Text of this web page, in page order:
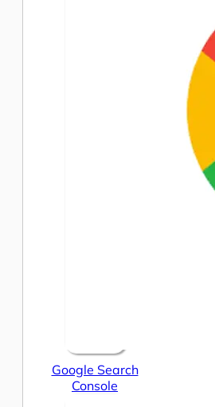
Google Search
Console